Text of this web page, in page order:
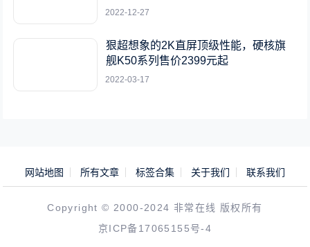
2022-12-27
狠超想象的2K直屏顶级性能，硬核旗
舰K50系列售价2399元起
2022-03-17
网站地图 所有文章 标签合集 关于我们 联系我们
Copyright © 2000-2024 非常在线 版权所有
京ICP备17065155号-4